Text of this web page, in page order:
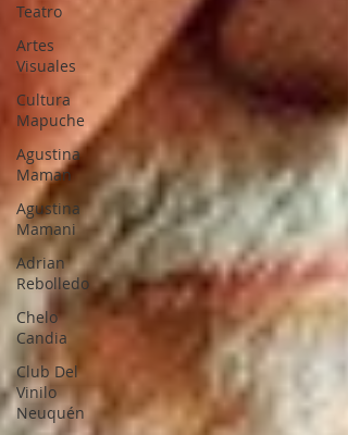
Teatro
Artes
Visuales
Cultura
Mapuche
Agustina
Maman
Agustina
Mamani
Adrian
Rebolledo
Chelo
Candia
Club Del
Vinilo
Neuquén